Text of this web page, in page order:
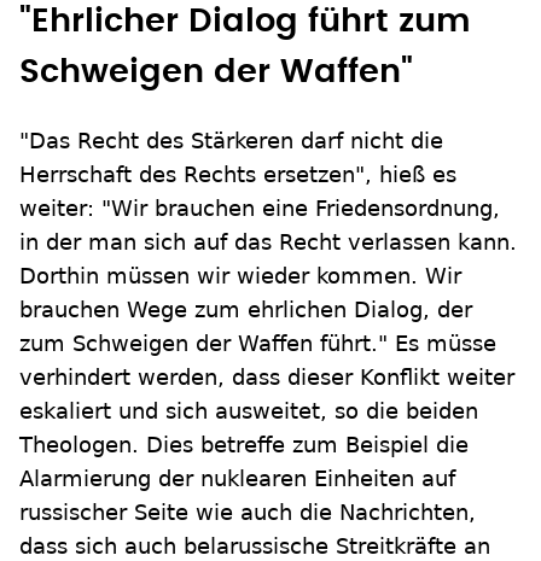
"Ehrlicher Dialog führt zum
Schweigen der Waffen"
"Das Recht des Stärkeren darf nicht die
Herrschaft des Rechts ersetzen", hieß es
weiter: "Wir brauchen eine Friedensordnung,
in der man sich auf das Recht verlassen kann.
Dorthin müssen wir wieder kommen. Wir
brauchen Wege zum ehrlichen Dialog, der
zum Schweigen der Waffen führt." Es müsse
verhindert werden, dass dieser Konflikt weiter
eskaliert und sich ausweitet, so die beiden
Theologen. Dies betreffe zum Beispiel die
Alarmierung der nuklearen Einheiten auf
russischer Seite wie auch die Nachrichten,
dass sich auch belarussische Streitkräfte an